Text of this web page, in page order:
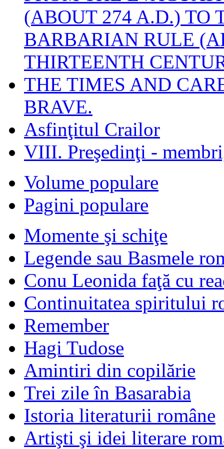
(ABOUT 274 A.D.) TO
BARBARIAN RULE
THIRTEENTH
THE TIMES AND
BRAVE.
Asfinţitul Crailor
VIII. Preşedinţi -
Volume populare
Pagini populare
Momente şi schiţe
Legende sau Basmele
Conu Leonida faţă cu
Continuitatea spiritului
Remember
Hagi Tudose
Amintiri din copilărie
Trei zile în Basarabia
Istoria literaturii române
Artişti şi idei literare